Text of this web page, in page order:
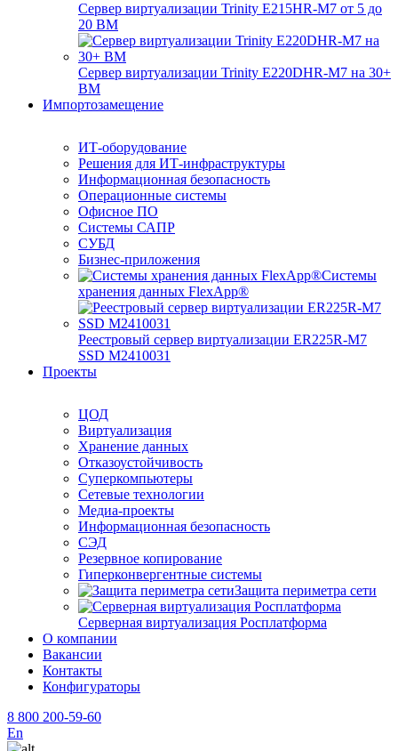
Сервер виртуализации Trinity E215HR-M7 от 5 до
20 ВМ
Сервер виртуализации Trinity E220DHR-M7 на 30+
ВМ
Импортозамещение
ИТ-оборудование
Решения для ИТ-инфраструктуры
Информационная безопасность
Операционные системы
Офисное ПО
Системы САПР
СУБД
Бизнес-приложения
Системы
хранения данных FlexApp®
Реестровый сервер виртуализации ER225R-M7
SSD М2410031
Проекты
ЦОД
Виртуализация
Хранение данных
Отказоустойчивость
Суперкомпьютеры
Сетевые технологии
Медиа-проекты
Информационная безопасность
СЭД
Резервное копирование
Гиперконвергентные системы
Защита периметра сети
Серверная виртуализация Росплатформа
О компании
Вакансии
Контакты
Конфигураторы
8 800 200-59-60
En